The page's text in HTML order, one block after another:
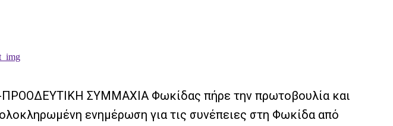
ΠΡΟΟΔΕΥΤΙΚΗ ΣΥΜΜΑΧΙΑ Φωκίδας πήρε την πρωτοβουλία και
ενημέρωση για τις συνέπειες στη Φωκίδα από